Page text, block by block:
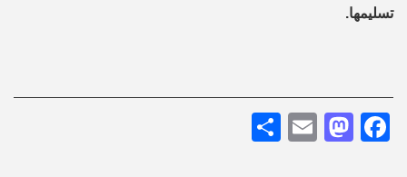
تسليمها.
Facebook
Mastodon
Email